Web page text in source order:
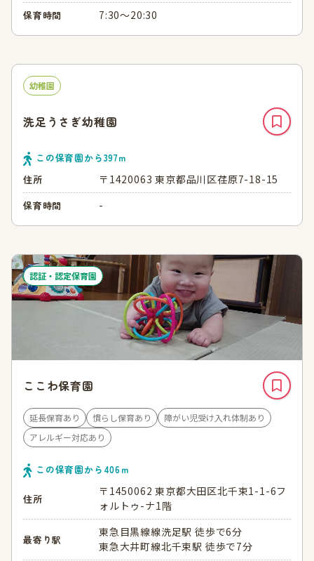
保育時間 7:30～20:30
幼稚園
洗足うさぎ幼稚園
この保育園から397ｍ
住所
〒1420063 東京都品川区荏原7-18-15
保育時間 -
認証・認定保育園
ここわ保育園
延長保育あり 慣らし保育あり
障がい児受け入れ体制あり
アレルギー対応あり
この保育園から 406ｍ
住所
〒1450062 東京都大田区北千束1-1-6フ
ォルトゥ-ナ1階
最寄り駅
東急目黒線線洗足駅 徒歩で6分
東急大井町線北千束駅 徒歩で7分